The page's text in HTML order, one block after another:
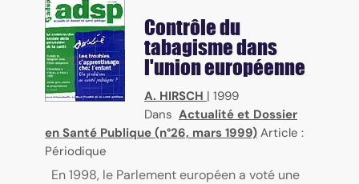
Contrôle du
tabagisme dans
l'union européenne
A. HIRSCH | 1999
Dans Actualité et Dossier
en Santé Publique (n°26, mars 1999) Article :
Périodique
En 1998, le Parlement européen a voté une